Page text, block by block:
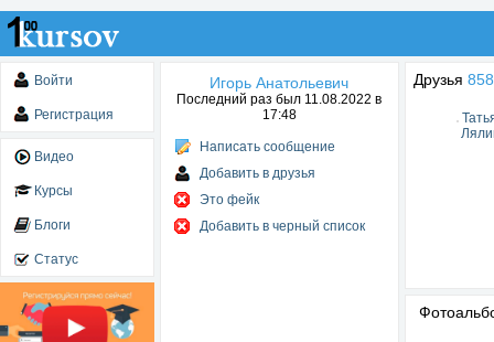
Войти
Регистрация
Видео
Курсы
Блоги
Статус
Игорь Анатольевич
Последний раз был 11.08.2022 в
17:48
Написать сообщение
Добавить в друзья
Это фейк
Добавить в черный список
Друзья